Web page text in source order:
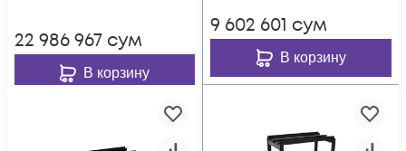
22 986 967 сум
В корзину
9 602 601 сум
В корзину